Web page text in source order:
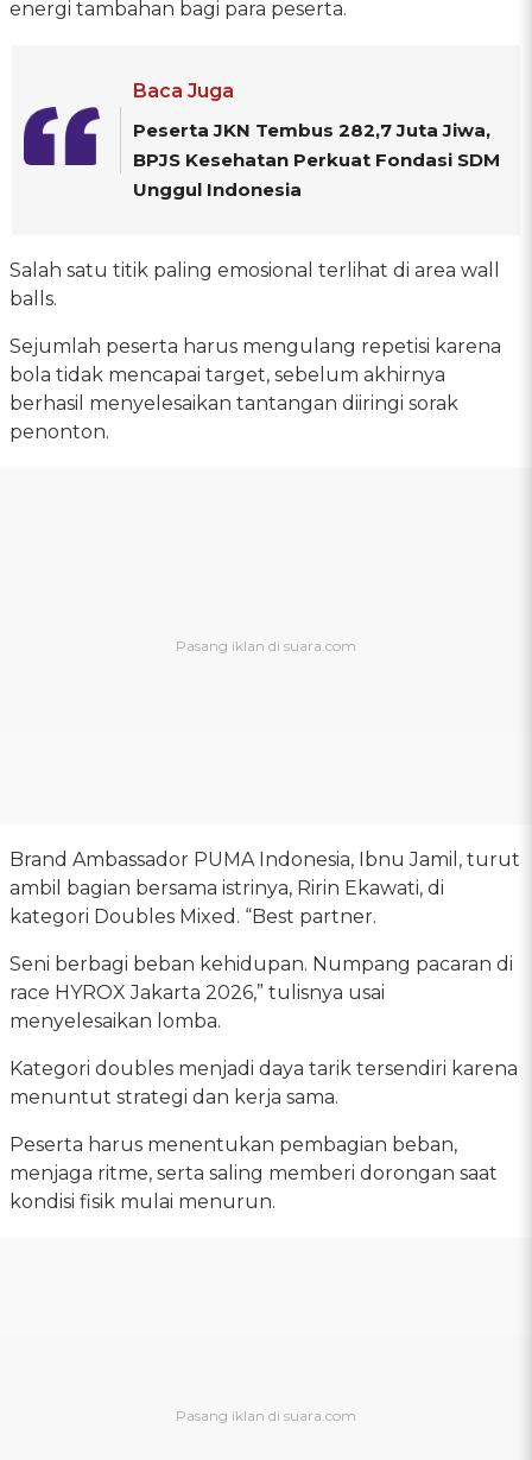
energi tambahan bagi para peserta.
Baca Juga
Peserta JKN Tembus 282,7 Juta Jiwa,
BPJS Kesehatan Perkuat Fondasi SDM
Unggul Indonesia
Salah satu titik paling emosional terlihat di area wall
balls.
Sejumlah peserta harus mengulang repetisi karena
bola tidak mencapai target, sebelum akhirnya
berhasil menyelesaikan tantangan diiringi sorak
penonton.
Brand Ambassador PUMA Indonesia, Ibnu Jamil, turut
ambil bagian bersama istrinya, Ririn Ekawati, di
kategori Doubles Mixed. “Best partner.
Seni berbagi beban kehidupan. Numpang pacaran di
race HYROX Jakarta 2026,” tulisnya usai
menyelesaikan lomba.
Kategori doubles menjadi daya tarik tersendiri karena
menuntut strategi dan kerja sama.
Peserta harus menentukan pembagian beban,
menjaga ritme, serta saling memberi dorongan saat
kondisi fisik mulai menurun.